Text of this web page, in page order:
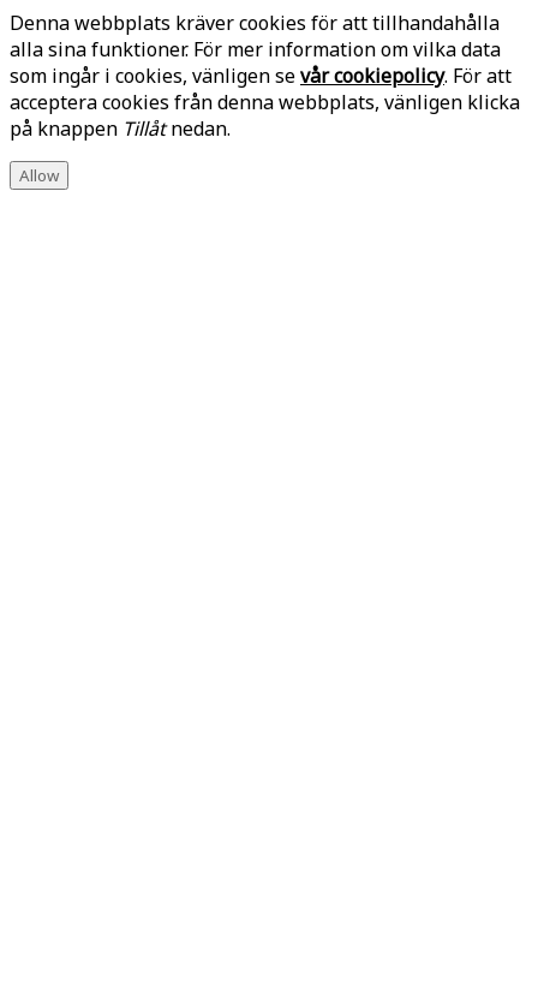
Denna webbplats kräver cookies för att tillhandahålla
alla sina funktioner. För mer information om vilka data
som ingår i cookies, vänligen sevår cookiepolicy. För att
acceptera cookies från denna webbplats, vänligen klicka
på knappen Tillåtnedan.
Allow